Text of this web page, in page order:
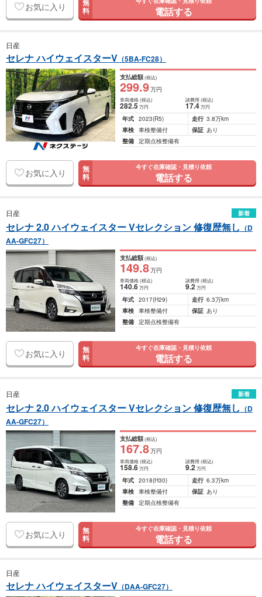
お気に入り 無
料 電話する
日産
セレナ ハイウェイスターV （5BA-FC28）
支払総額(税込)
299.9万円
車両価格(税込)
282.5万円
諸費用 (税込)
17.4 万円
年式 2023(R5) 走行 3.8万km
車検 車検整備付 保証 あり
整備 定期点検整備有
お気に入り 無
料
今すぐ在庫確認・見積り依頼
電話する
日産 新着
セレナ 2.0 ハイウェイスター Vセレクション 修復歴無し （D
AA-GFC27）
支払総額(税込)
149.8万円
車両価格(税込)
140.6万円
諸費用 (税込)
9.2 万円
年式 2017(H29) 走行 6.3万km
車検 車検整備付 保証 あり
整備 定期点検整備有
お気に入り 無
料
今すぐ在庫確認・見積り依頼
電話する
日産 新着
セレナ 2.0 ハイウェイスター Vセレクション 修復歴無し （D
AA-GFC27）
支払総額(税込)
167.8万円
車両価格(税込)
158.6万円
諸費用 (税込)
9.2 万円
年式 2018(H30) 走行 6.3万km
車検 車検整備付 保証 あり
整備 定期点検整備有
お気に入り 無
料
今すぐ在庫確認・見積り依頼
電話する
日産
セレナ ハイウェイスターV （DAA-GFC27）